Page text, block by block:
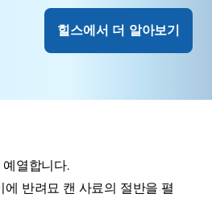
힐스에서 더 알아보기
열합니다.
에 반려묘 캔 사료의 절반을 펼